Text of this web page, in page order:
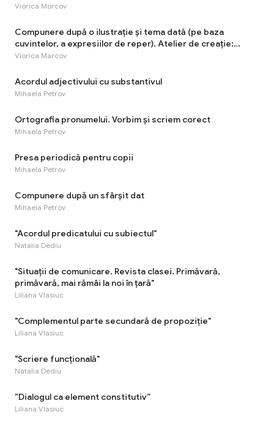
Viorica Morcov
Compunere după o ilustrație și tema dată (pe baza
cuvintelor, a expresiilor de reper). Atelier de creație:
Munca - cea mai rodnică odihnă!
Viorica Marcov
Acordul adjectivului cu substantivul
Mihaela Petrov
Ortografia pronumelui. Vorbim și scriem corect
Mihaela Petrov
Presa periodică pentru copii
Mihaela Petrov
Compunere după un sfârșit dat
Mihaela Petrov
"Acordul predicatului cu subiectul"
Natalia Dediu
"Situaţii de comunicare. Revista clasei. Primăvară,
primăvară, mai rămâi la noi în țară"
Liliana Vlasiuc
"Complementul parte secundară de propoziție"
Liliana Vlasiuc
"Scriere funcțională"
Natalia Dediu
”Dialogul ca element constitutiv”
Liliana Vlasiuc